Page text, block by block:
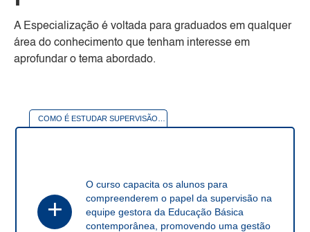
A Especialização é voltada para graduados em qualquer
área do conhecimento que tenham interesse em
aprofundar o tema abordado.
COMO É ESTUDAR
+
O curso capacita os alunos para
compreenderem o papel da supervisão na
equipe gestora da Educação Básica
contemporânea, promovendo uma gestão